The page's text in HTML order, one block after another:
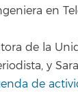
en
de la
y
de